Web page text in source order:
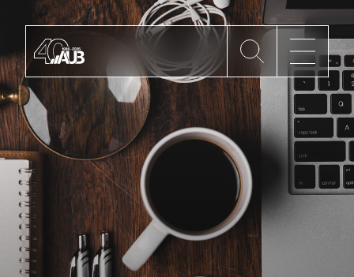
Die AUB
Mitgliedschaft
AUB Videos
Aktuelles